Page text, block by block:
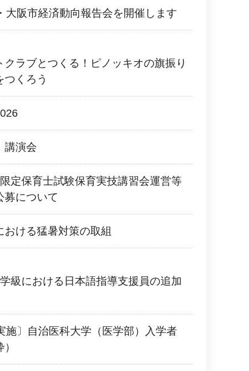
大阪市経済動向報告会を開催します
ラブとつくる！ピノッキオの旗振り
つくろう
講演会
定保育士試験保育実技講習会運営等
募について
ける猛暑対策の取組
級における日本語指導支援員の追加
施〕自治医科大学（医学部）入学者